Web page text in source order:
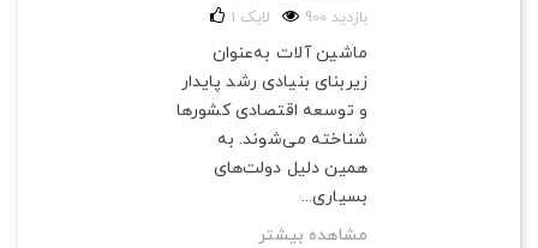
900 بازدید 1 لایک
ماشین آلات به‌عنوان
زیربنای بنیادی رشد پایدار
و توسعه اقتصادی کشورها
شناخته می‌شوند. به
همین دلیل دولت‌های
بسیاری...
مشاهده بیشتر